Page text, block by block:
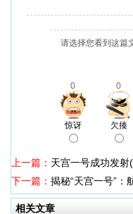
请选择您看到这篇
0 0
惊讶 欠揍
上一篇： 天宫一号成功发射
下一篇： 揭秘“天宫一号”：
相关文章